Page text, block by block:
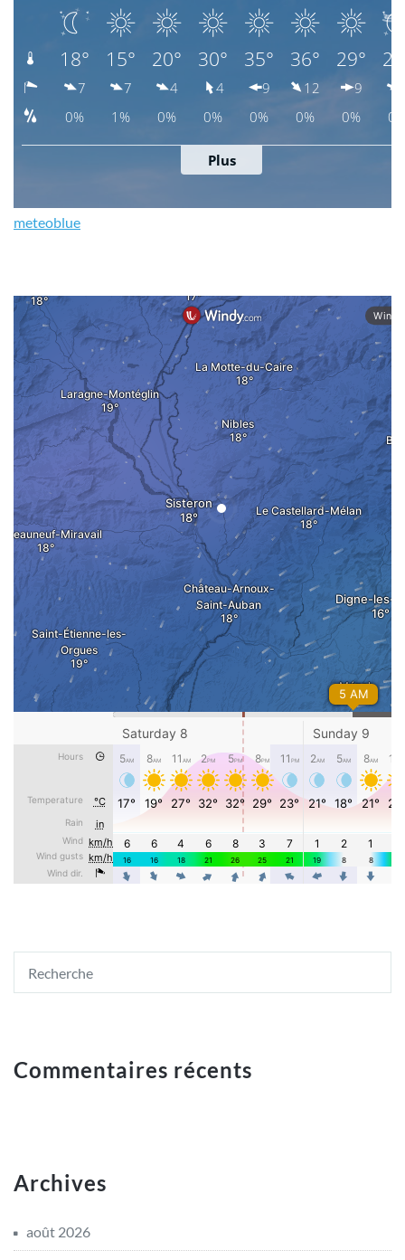
meteoblue
Commentaires récents
Archives
août 2026